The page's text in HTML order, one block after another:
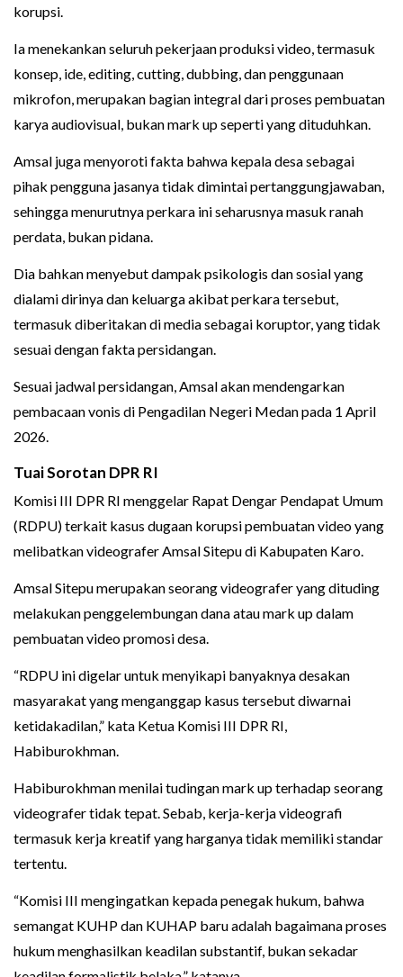
korupsi.
Ia menekankan seluruh pekerjaan produksi video, termasuk
konsep, ide, editing, cutting, dubbing, dan penggunaan
mikrofon, merupakan bagian integral dari proses pembuatan
karya audiovisual, bukan mark up seperti yang dituduhkan.
Amsal juga menyoroti fakta bahwa kepala desa sebagai
pihak pengguna jasanya tidak dimintai pertanggungjawaban,
sehingga menurutnya perkara ini seharusnya masuk ranah
perdata, bukan pidana.
Dia bahkan menyebut dampak psikologis dan sosial yang
dialami dirinya dan keluarga akibat perkara tersebut,
termasuk diberitakan di media sebagai koruptor, yang tidak
sesuai dengan fakta persidangan.
Sesuai jadwal persidangan, Amsal akan mendengarkan
pembacaan vonis di Pengadilan Negeri Medan pada 1 April
2026.
Tuai Sorotan DPR RI
Komisi III DPR RI menggelar Rapat Dengar Pendapat Umum
(RDPU) terkait kasus dugaan korupsi pembuatan video yang
melibatkan videografer Amsal Sitepu di Kabupaten Karo.
Amsal Sitepu merupakan seorang videografer yang dituding
melakukan penggelembungan dana atau mark up dalam
pembuatan video promosi desa.
“RDPU ini digelar untuk menyikapi banyaknya desakan
masyarakat yang menganggap kasus tersebut diwarnai
ketidakadilan,” kata Ketua Komisi III DPR RI,
Habiburokhman.
Habiburokhman menilai tudingan mark up terhadap seorang
videografer tidak tepat. Sebab, kerja-kerja videografi
termasuk kerja kreatif yang harganya tidak memiliki standar
tertentu.
“Komisi III mengingatkan kepada penegak hukum, bahwa
semangat KUHP dan KUHAP baru adalah bagaimana proses
hukum menghasilkan keadilan substantif, bukan sekadar